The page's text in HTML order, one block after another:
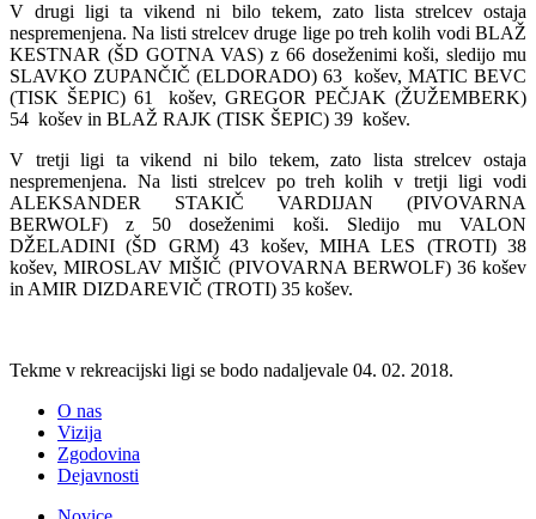
V drugi ligi ta vikend ni bilo tekem, zato lista strelcev ostaja
nespremenjena. Na listi strelcev druge lige po treh kolih vodi BLAŽ
KESTNAR (ŠD GOTNA VAS) z 66 doseženimi koši, sledijo mu
SLAVKO ZUPANČIČ (ELDORADO) 63 košev, MATIC BEVC
(TISK ŠEPIC) 61 košev, GREGOR PEČJAK (ŽUŽEMBERK)
54 košev in BLAŽ RAJK (TISK ŠEPIC) 39 košev.
V tretji ligi ta vikend ni bilo tekem, zato lista strelcev ostaja
nespremenjena. Na listi strelcev po treh kolih v tretji ligi vodi
ALEKSANDER STAKIČ VARDIJAN (PIVOVARNA
BERWOLF) z 50 doseženimi koši. Sledijo mu VALON
DŽELADINI (ŠD GRM) 43 košev, MIHA LES (TROTI) 38
košev, MIROSLAV MIŠIČ (PIVOVARNA BERWOLF) 36 košev
in AMIR DIZDAREVIČ (TROTI) 35 košev.
Tekme v rekreacijski ligi se bodo nadaljevale 04. 02. 2018.
O nas
Vizija
Zgodovina
Dejavnosti